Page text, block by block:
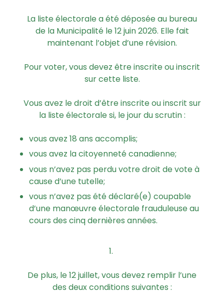
La liste électorale a été déposée au bureau
de la Municipalité le 12 juin 2026. Elle fait
maintenant l’objet d’une révision.
Pour voter, vous devez être inscrite ou inscrit
sur cette liste.
Vous avez le droit d’être inscrite ou inscrit sur
la liste électorale si, le jour du scrutin :
vous avez 18 ans accomplis;
vous avez la citoyenneté canadienne;
vous n’avez pas perdu votre droit de vote à
cause d’une tutelle;
vous n’avez pas été déclaré(e) coupable
d’une manœuvre électorale frauduleuse au
cours des cinq dernières années.
De plus, le 12 juillet, vous devez remplir l’une
des deux conditions suivantes :